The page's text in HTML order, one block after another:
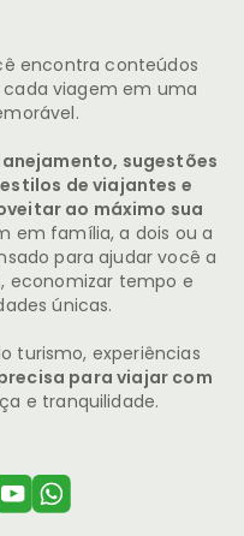
encontra conteúdos
viagem em uma
sugestões
de viajantes e
ao máximo sua
em família, a dois ou a
para ajudar você a
economizar tempo e
únicas.
turismo, experiências
para viajar com
e tranquilidade.